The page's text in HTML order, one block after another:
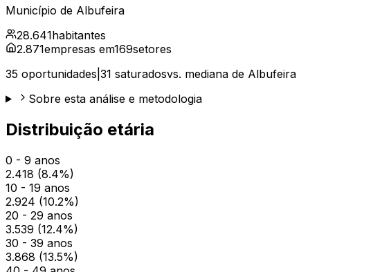
Município de Albufeira
28.641habitantes
2.871empresas em169setores
35 oportunidades 31 saturadosvs. mediana de Albufeira
Sobre esta análise e metodologia
Distribuição etária
0 - 9 anos
2.418 (8.4%)
10 - 19 anos
2.924 (10.2%)
20 - 29 anos
3.539 (12.4%)
30 - 39 anos
3.868 (13.5%)